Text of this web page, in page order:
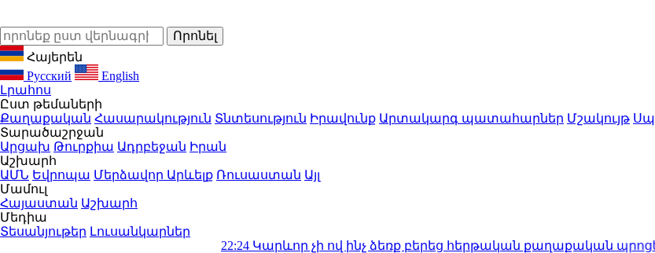
Հայերեն
Русский
English
Լրահոս
Ըստ թեմաների
Քաղաքական Հասարակություն Տնտեսություն Իրավունք Արտակարգ պատահարներ Մշակույթ
Տարածաշրջան
Արցախ Թուրքիա Ադրբեջան Իրան
Աշխարհ
ԱՄՆ Եվրոպա Մերձավոր Արևելք Ռուսաստան Այլ
Մամուլ
Հայաստան Աշխարհ
Մեդիա
Տեսանյութեր Լուսանկարներ
Կարևոր չի ով ինչ ձեռք բերեց հերթական քաղաքական պրոցեսից, ես